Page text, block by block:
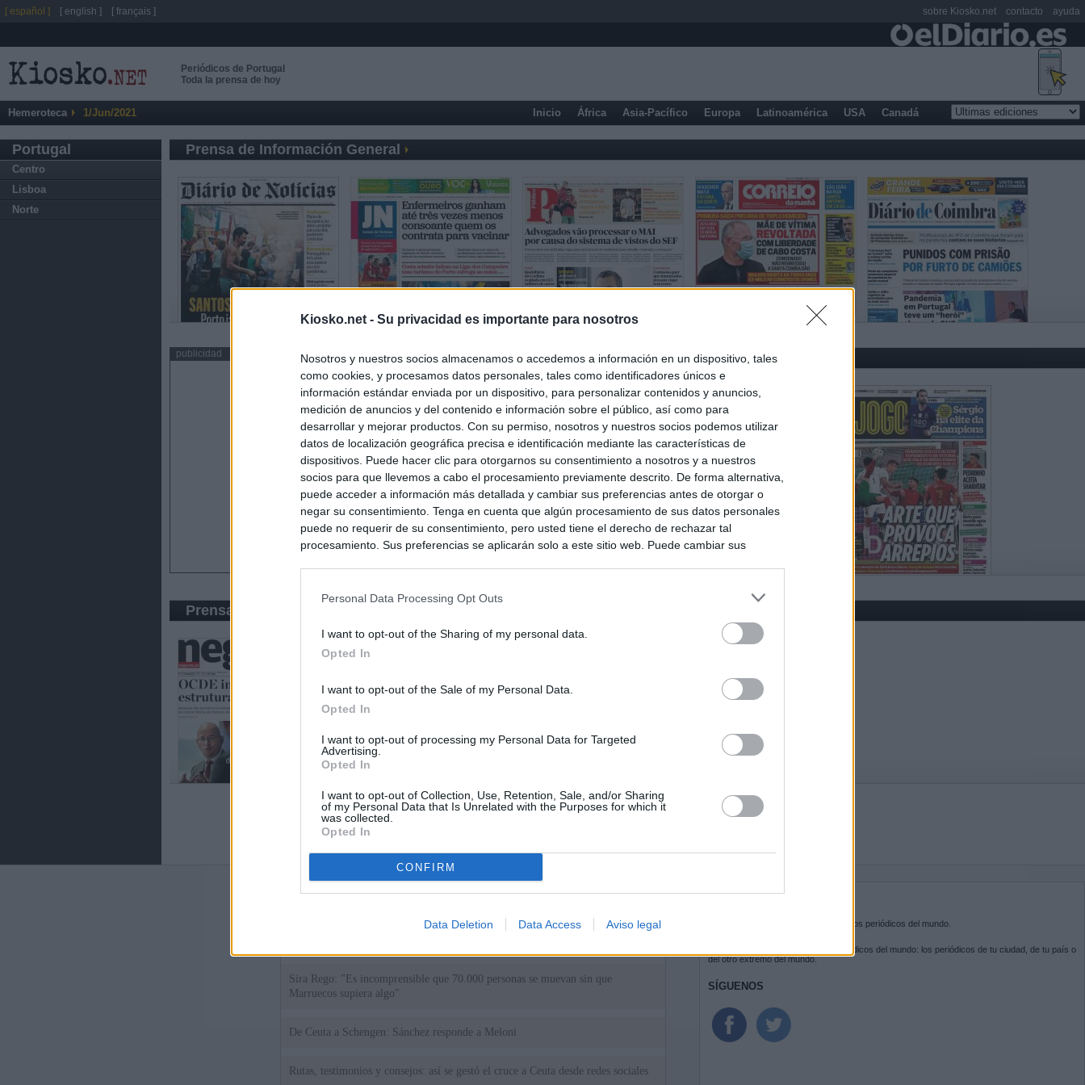
Kiosko.net - Su privacidad es importante para nosotros
Nosotros y nuestros socios almacenamos o accedemos a información en un dispositivo, tales
como cookies, y procesamos datos personales, tales como identificadores únicos e
información estándar enviada por un dispositivo, para personalizar contenidos y anuncios,
medición de anuncios y del contenido e información sobre el público, así como para
desarrollar y mejorar productos. Con su permiso, nosotros y nuestros socios podemos utilizar
datos de localización geográfica precisa e identificación mediante las características de
dispositivos. Puede hacer clic para otorgarnos su consentimiento a nosotros y a nuestros
socios para que llevemos a cabo el procesamiento previamente descrito. De forma alternativa,
puede acceder a información más detallada y cambiar sus preferencias antes de otorgar o
negar su consentimiento. Tenga en cuenta que algún procesamiento de sus datos personales
puede no requerir de su consentimiento, pero usted tiene el derecho de rechazar tal
procesamiento. Sus preferencias se aplicarán solo a este sitio web. Puede cambiar sus
Personal Data Processing Opt Outs
I want to opt-out of the Sharing of my personal data.
Opted In
I want to opt-out of the Sale of my Personal Data.
Opted In
I want to opt-out of processing my Personal Data for Targeted
Advertising.
Opted In
I want to opt-out of Collection, Use, Retention, Sale, and/or Sharing
of my Personal Data that Is Unrelated with the Purposes for which it
was collected.
Opted In
CONFIRM
Data Deletion Data Access Aviso legal
Periódicos de Portugal
Toda la prensa de hoy
Hemeroteca 1/Jun/2021 Inicio África Asia-Pacífico Europa Latinoamérica USA Canadá
Portugal
Centro
Lisboa
Norte
Prensa de Información General
publicidad Prensa Deportiva
Prensa Económica
Últimas noticias
España impone controles a los viajeros procedentes de Italia tras el rechazo de
Sira Rego: "Es incomprensible que 70.000 personas se muevan sin que
Marruecos supiera algo"
De Ceuta a Schengen: Sánchez responde a Meloni
Rutas, testimonios y consejos: así se gestó el cruce a Ceuta desde redes sociales
SOBRE KIOSKO.NET
es la puerta de entrada a los periódicos del mundo.
Navega por las portadas de los periódicos del mundo: los periódicos de tu ciudad, de tu país o
del otro extremo del mundo.
SÍGUENOS
[ español ] [ english ] [ français ] sobre Kiosko.net contacto ayuda